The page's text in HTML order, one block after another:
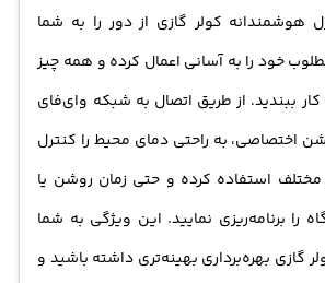
هوشمندانه کولر گازی از دور را به شما
خود را به آسانی اعمال کرده و همه چیز
کار ببندید. از طریق اتصال به شبکه وای‌فای
اختصاصی، به راحتی دمای محیط را کنترل
مختلف استفاده کرده و حتی زمان روشن یا
برنامه‌ریزی نمایید. این ویژگی به شما
گازی بهره‌برداری بهینه‌تری داشته باشید و